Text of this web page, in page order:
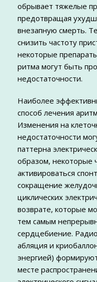
обрывает тяжелые
предотвращая
внезапную смерть.
снизить частоту
некоторые
ритма могут быть
недостаточности.
Наиболее
способ лечения
Изменения на
недостаточности
паттерна
образом, некоторые
активироваться
сокращение
циклических
возврате, которые
тем самым
сердцебиение.
абляция и
энергией)
месте